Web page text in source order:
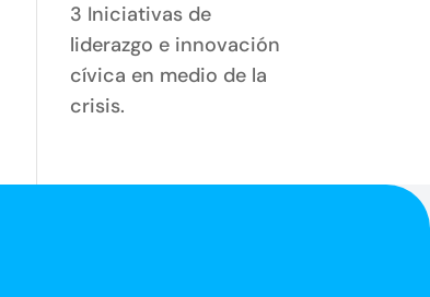
3 Iniciativas de
liderazgo e innovación
cívica en medio de la
crisis.